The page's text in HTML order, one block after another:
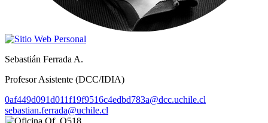
Sebastián Ferrada A.
Profesor Asistente (DCC/IDIA)
0af449d091d011f19f9516c4edbd783a@dcc.uchile.cl
sebastian.ferrada@uchile.cl